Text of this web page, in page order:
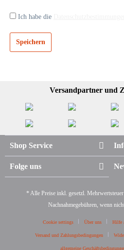
Ich habe die
Speichern
Versandpartner und
Shop Service
Folge uns
* Alle Preise inkl. gesetzl.
Nachnahmegebühren, wenn
Cookie settings Über uns Hilfe
Versand und Zahlungsbedingungen
allgemeine